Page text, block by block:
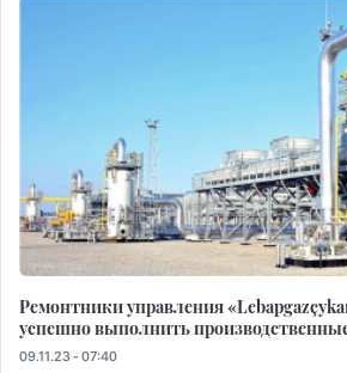
Ремонтники управления
успешно выполнить
09.11.23 - 07:40